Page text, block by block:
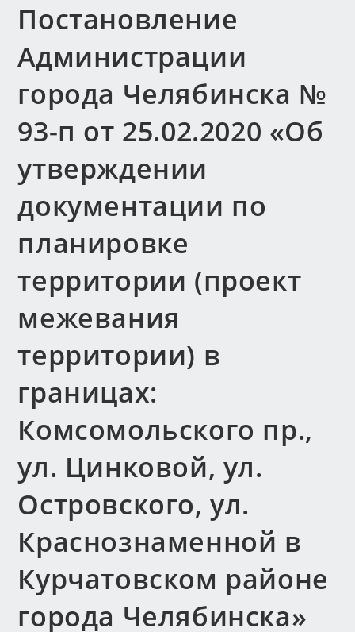
Постановление
Администрации
города Челябинска №
93-п от 25.02.2020 «Об
утверждении
документации по
планировке
территории (проект
межевания
территории) в
границах:
Комсомольского пр.,
ул. Цинковой, ул.
Островского, ул.
Краснознаменной в
Курчатовском районе
города Челябинска»